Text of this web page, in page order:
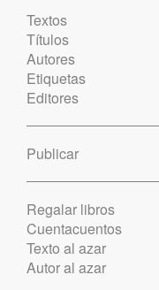
Textos
Títulos
Autores
Etiquetas
Editores
Publicar
Regalar libros
Cuentacuentos
Texto al azar
Autor al azar